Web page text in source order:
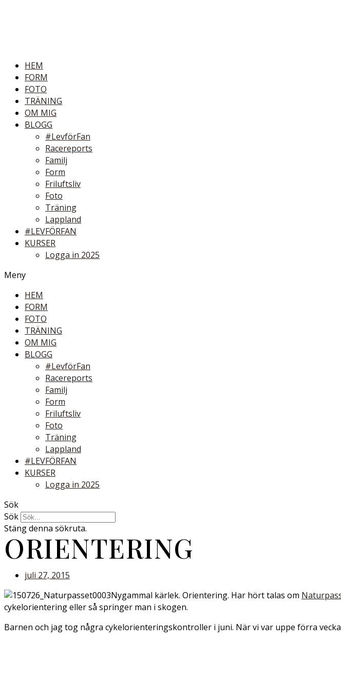
HEM
FORM
FOTO
TRÄNING
OM MIG
BLOGG
#LevförFan
Racereports
Familj
Form
Friluftsliv
Foto
Träning
Lappland
#LEVFÖRFAN
KURSER
Logga in 2025
Meny
HEM
FORM
FOTO
TRÄNING
OM MIG
BLOGG
#LevförFan
Racereports
Familj
Form
Friluftsliv
Foto
Träning
Lappland
#LEVFÖRFAN
KURSER
Logga in 2025
Sök
Sök
Stäng denna sökruta.
ORIENTERING
juli 27, 2015
Nygammal kärlek. Orientering. Har hört talas om
cykelorientering eller så springer man i skogen.
Barnen och jag tog några cykelorienteringskontroller i juni. När vi var uppe förra